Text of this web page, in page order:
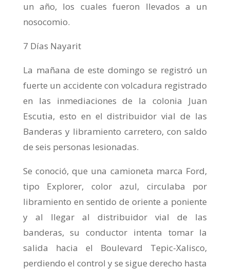
un año, los cuales fueron llevados a un
nosocomio.
7 Días Nayarit
La mañana de este domingo se registró un
fuerte un accidente con volcadura registrado
en las inmediaciones de la colonia Juan
Escutia, esto en el distribuidor vial de las
Banderas y libramiento carretero, con saldo
de seis personas lesionadas.
Se conoció, que una camioneta marca Ford,
tipo Explorer, color azul, circulaba por
libramiento en sentido de oriente a poniente
y al llegar al distribuidor vial de las
banderas, su conductor intenta tomar la
salida hacia el Boulevard Tepic-Xalisco,
perdiendo el control y se sigue derecho hasta